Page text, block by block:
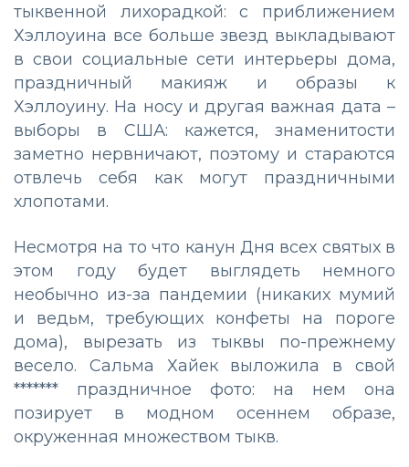
тыквенной лихорадкой: с приближением
Хэллоуина все больше звезд выкладывают
в свои социальные сети интерьеры дома,
праздничный макияж и образы к
Хэллоуину. На носу и другая важная дата –
выборы в США: кажется, знаменитости
заметно нервничают, поэтому и стараются
отвлечь себя как могут праздничными
хлопотами.
Несмотря на то что канун Дня всех святых в
этом году будет выглядеть немного
необычно из-за пандемии (никаких мумий
и ведьм, требующих конфеты на пороге
дома), вырезать из тыквы по-прежнему
весело. Сальма Хайек выложила в свой
******* праздничное фото: на нем она
позирует в модном осеннем образе,
окруженная множеством тыкв.